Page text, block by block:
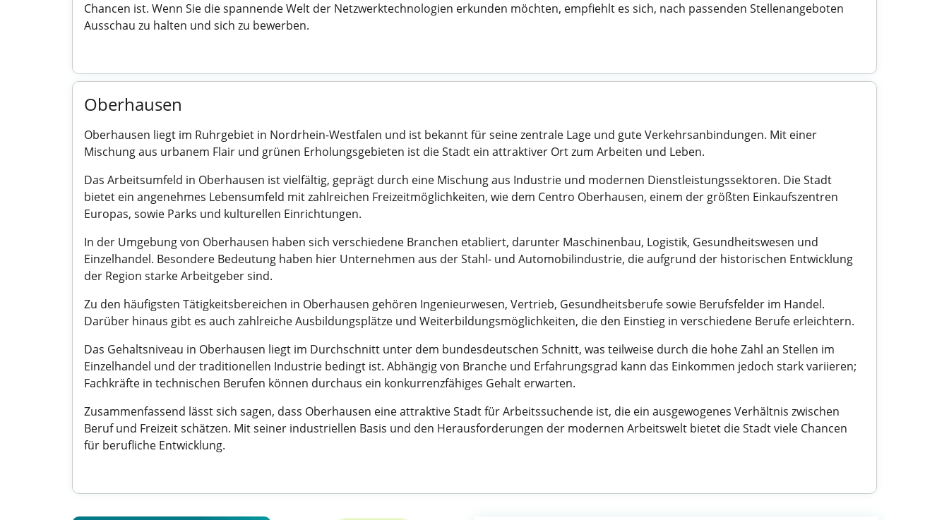
Chancen ist. Wenn Sie die spannende Welt der Netzwerktechnologien erkunden möchten, empfiehlt es sich, nach passenden Stellenangeboten
Ausschau zu halten und sich zu bewerben.
Oberhausen
Oberhausen liegt im Ruhrgebiet in Nordrhein-Westfalen und ist bekannt für seine zentrale Lage und gute Verkehrsanbindungen. Mit einer
Mischung aus urbanem Flair und grünen Erholungsgebieten ist die Stadt ein attraktiver Ort zum Arbeiten und Leben.
Das Arbeitsumfeld in Oberhausen ist vielfältig, geprägt durch eine Mischung aus Industrie und modernen Dienstleistungssektoren. Die Stadt
bietet ein angenehmes Lebensumfeld mit zahlreichen Freizeitmöglichkeiten, wie dem Centro Oberhausen, einem der größten Einkaufszentren
Europas, sowie Parks und kulturellen Einrichtungen.
In der Umgebung von Oberhausen haben sich verschiedene Branchen etabliert, darunter Maschinenbau, Logistik, Gesundheitswesen und
Einzelhandel. Besondere Bedeutung haben hier Unternehmen aus der Stahl- und Automobilindustrie, die aufgrund der historischen Entwicklung
der Region starke Arbeitgeber sind.
Zu den häufigsten Tätigkeitsbereichen in Oberhausen gehören Ingenieurwesen, Vertrieb, Gesundheitsberufe sowie Berufsfelder im Handel.
Darüber hinaus gibt es auch zahlreiche Ausbildungsplätze und Weiterbildungsmöglichkeiten, die den Einstieg in verschiedene Berufe erleichtern.
Das Gehaltsniveau in Oberhausen liegt im Durchschnitt unter dem bundesdeutschen Schnitt, was teilweise durch die hohe Zahl an Stellen im
Einzelhandel und der traditionellen Industrie bedingt ist. Abhängig von Branche und Erfahrungsgrad kann das Einkommen jedoch stark variieren;
Fachkräfte in technischen Berufen können durchaus ein konkurrenzfähiges Gehalt erwarten.
Zusammenfassend lässt sich sagen, dass Oberhausen eine attraktive Stadt für Arbeitssuchende ist, die ein ausgewogenes Verhältnis zwischen
Beruf und Freizeit schätzen. Mit seiner industriellen Basis und den Herausforderungen der modernen Arbeitswelt bietet die Stadt viele Chancen
für berufliche Entwicklung.